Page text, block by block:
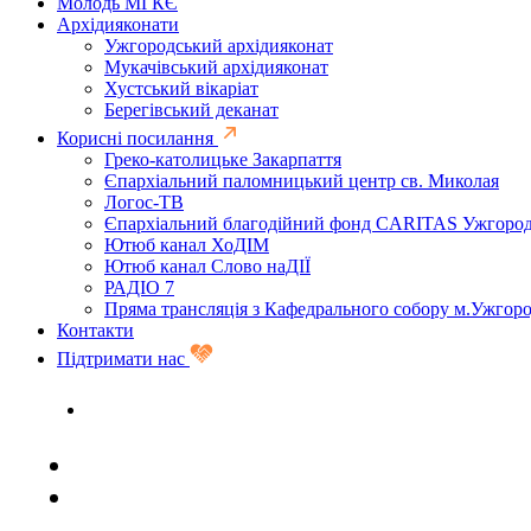
Архідияконати
Ужгородський архідияконат
Мукачівський архідияконат
Хустський вікаріат
Берегівський деканат
Корисні посилання
Греко-католицьке Закарпаття
Єпархіальний паломницький центр св. Миколая
Логос-ТВ
Єпархіальний благодійний фонд CARITAS
Ютюб канал ХоДІМ
Ютюб канал Слово наДІЇ
РАДІО 7
Пряма трансляція з Кафедрального собору
Контакти
Підтримати нас